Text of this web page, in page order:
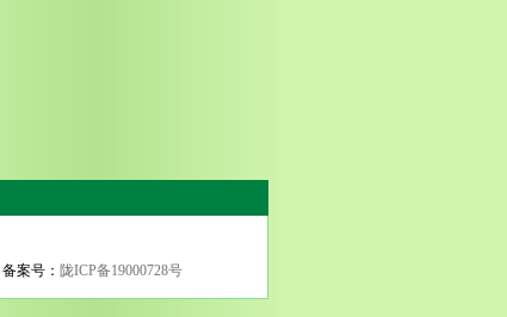
备案号： 陇ICP备19000728号